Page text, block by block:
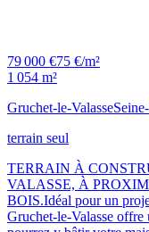
79 000 €75 €/m²
1 054 m²
Gruchet-le-Valasse
terrain seul
TERRAIN À
VALASSE, À
BOIS.Idéal pour un
Gruchet-le-Valasse offre